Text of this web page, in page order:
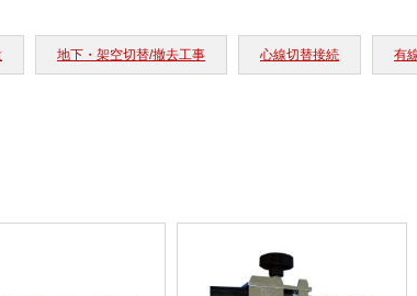
地下・架空切替/撤去工事 心線切替接続 有